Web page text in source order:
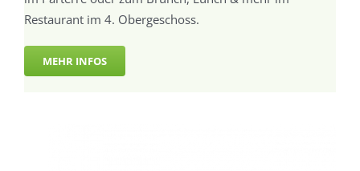
Restaurant im 4. Obergeschoss.
MEHR INFOS